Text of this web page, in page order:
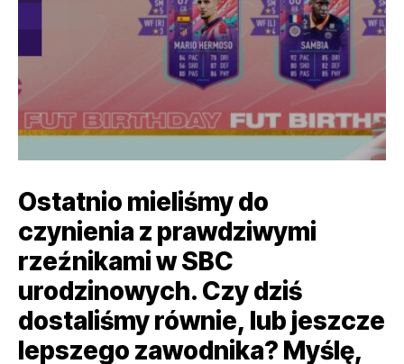
Ostatnio mieliśmy do
czynienia z prawdziwymi
rzeźnikami w SBC
urodzinowych. Czy dziś
dostaliśmy równie, lub jeszcze
lepszego zawodnika? Myślę,